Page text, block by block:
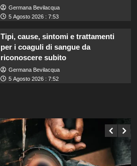
Germana Bevilacqua
5 Agosto 2026 : 7:53
Tipi, cause, sintomi e trattamenti
per i coaguli di sangue da
riconoscere subito
Germana Bevilacqua
5 Agosto 2026 : 7:52